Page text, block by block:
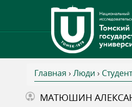
В
Главная › Люди ›
МАТЮШИН